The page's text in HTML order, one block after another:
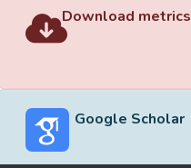
Download metrics
Google Scholar